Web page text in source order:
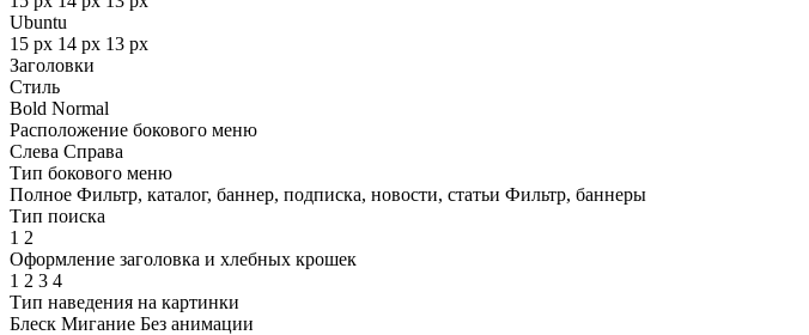
Ubuntu
15 px 14 px 13 px
Заголовки
Стиль
Bold Normal
Расположение бокового меню
Слева Справа
Тип бокового меню
Полное Фильтр, каталог, баннер, подписка, новости, статьи Фильтр, баннеры
Тип поиска
1 2
Оформление заголовка и хлебных крошек
1 2 3 4
Тип наведения на картинки
Блеск Мигание Без анимации